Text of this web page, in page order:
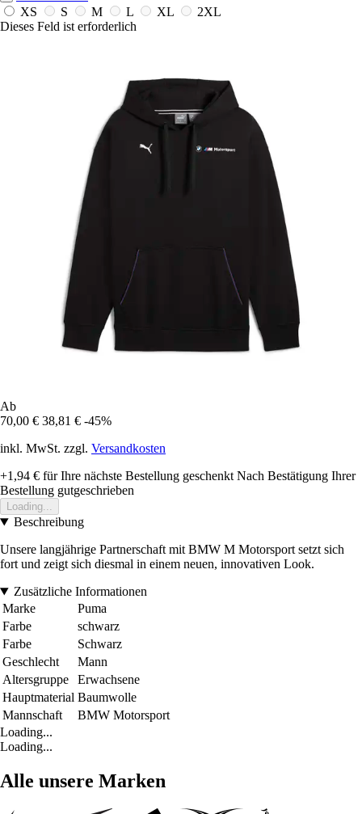
XS
S M L XL
2XL
Dieses Feld ist erforderlich
Ab
70,00 € 38,81 € -45%
inkl. MwSt. zzgl. Versandkosten
+1,94 € für Ihre nächste Bestellung geschenkt Nach Bestätigung Ihrer
Bestellung gutgeschrieben
Loading...
Beschreibung
Unsere langjährige Partnerschaft mit BMW M Motorsport setzt sich
fort und zeigt sich diesmal in einem neuen, innovativen Look.
Zusätzliche Informationen
Marke
Puma
Farbe
schwarz
Farbe
Schwarz
Geschlecht
Mann
Altersgruppe
Erwachsene
Hauptmaterial Baumwolle
Mannschaft
BMW Motorsport
Loading...
Loading...
Alle unsere Marken